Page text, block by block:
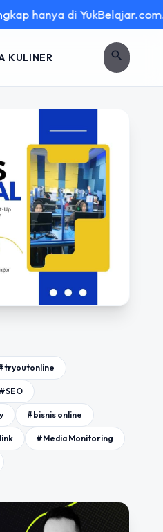
YukBelajar.com. Mulai
KULINER search
#SEO
#bisnis online
#Media Monitoring